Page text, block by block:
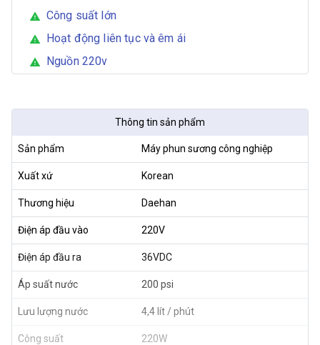
warning Công suất lớn
warning Hoạt động liên tục và êm ái
warning Nguồn 220v
Thông tin sản phẩm
Sản phẩm Máy phun sương công nghiệp
Xuất xứ Korean
Thương hiệu Daehan
Điện áp đầu vào 220V
Điện áp đầu ra 36VDC
Áp suất nước 200 psi
Lưu lượng nước 4,4 lít / phút
Công suất 220W